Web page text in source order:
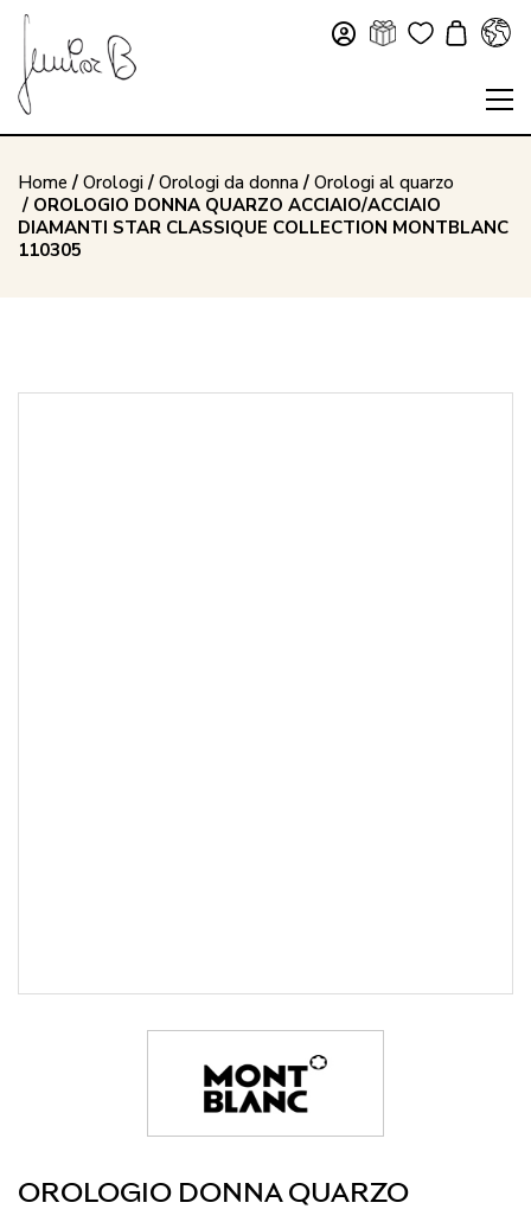
Home / Orologi/ Orologi da donna/ Orologi al quarzo
/ OROLOGIO DONNA QUARZO ACCIAIO/ACCIAIO
DIAMANTI STAR CLASSIQUE COLLECTION MONTBLANC
110305
OROLOGIO DONNA QUARZO